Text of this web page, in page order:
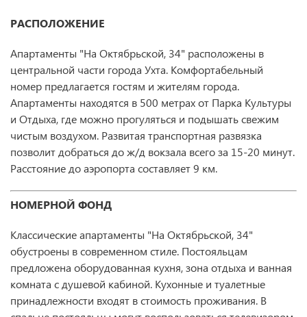
РАСПОЛОЖЕНИЕ
Апартаменты "На Октябрьской, 34" расположены в
центральной части города Ухта. Комфортабельный
номер предлагается гостям и жителям города.
Апартаменты находятся в 500 метрах от Парка Культуры
и Отдыха, где можно прогуляться и подышать свежим
чистым воздухом. Развитая транспортная развязка
позволит добраться до ж/д вокзала всего за 15-20 минут.
Расстояние до аэропорта составляет 9 км.
НОМЕРНОЙ ФОНД
Классические апартаменты "На Октябрьской, 34"
обустроены в современном стиле. Постояльцам
предложена оборудованная кухня, зона отдыха и ванная
комната с душевой кабиной. Кухонные и туалетные
принадлежности входят в стоимость проживания. В